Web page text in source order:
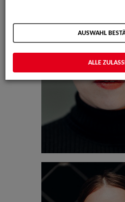
AUSWAHL
ALLE